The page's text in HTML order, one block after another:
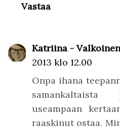
Vastaa
Katriina -
2013 klo 12.00
Onpa ihana
samankaltaista
useampaan
raaskinut ostaa.